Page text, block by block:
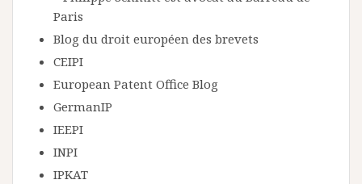
Paris
Blog du droit européen des brevets
CEIPI
European Patent Office Blog
GermanIP
IEEPI
INPI
IPKAT